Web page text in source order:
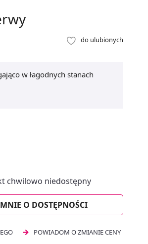
do ulubionych
w łagodnych stanach
chwilowo niedostępny
O DOSTĘPNOŚCI
POWIADOM O ZMIANIE CENY